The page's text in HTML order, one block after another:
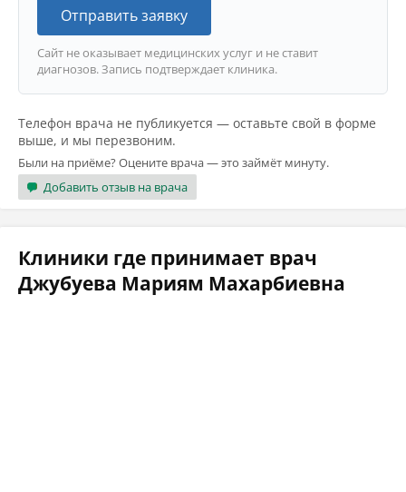
Отправить заявку
Сайт не оказывает медицинских услуг и не ставит
диагнозов. Запись подтверждает клиника.
Телефон врача не публикуется — оставьте свой в форме
выше, и мы перезвоним.
Были на приёме? Оцените врача — это займёт минуту.
Добавить отзыв на врача
Клиники где принимает врач
Джубуева Мариям Махарбиевна